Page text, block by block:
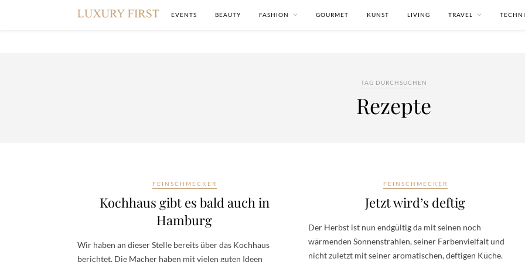
EVENTS BEAUTY FASHION GOURMET KUNST LIVING TRAVEL
TAG DURCHSUCHEN
Rezepte
FEINSCHMECKER
Kochhaus gibt es bald auch in
Hamburg
Wir haben an dieser Stelle bereits über das Kochhaus
berichtet. Die Macher haben mit vielen guten Ideen
FEINSCHMECKER
Jetzt wird’s deftig
Der Herbst ist nun endgültig da mit seinen noch
wärmenden Sonnenstrahlen, seiner Farbenvielfalt und
nicht zuletzt mit seiner aromatischen, deftigen Küche.